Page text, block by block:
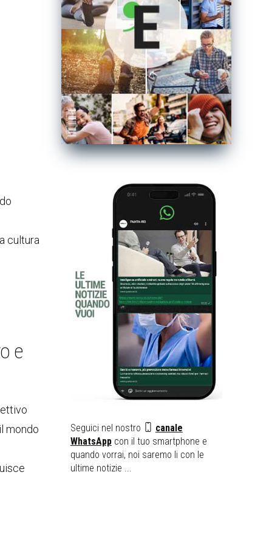
cultura
e
mondo
Seguici nel nostro
canale
WhatsAppcon il tuo smartphone e
quando vorrai, noi saremo li con le
ultime notizie ...